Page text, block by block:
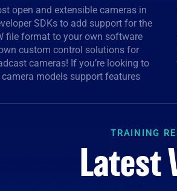
open and extensible cameras in
SDKs to add support for the
file format to your own software
custom control solutions for
cameras! If you’re looking to
models support features
The Blackmagic SDI camera
controls for use with ATEM
the Blackmagic 3G-SDI Shield
based solution. We look
TRAINING
Latest